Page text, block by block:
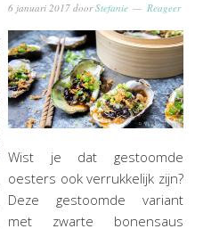
6 januari 2017 doorStefanie Reageer
Wist je dat gestoomde
oesters ook verrukkelijk zijn?
Deze gestoomde variant
met zwarte bonensaus